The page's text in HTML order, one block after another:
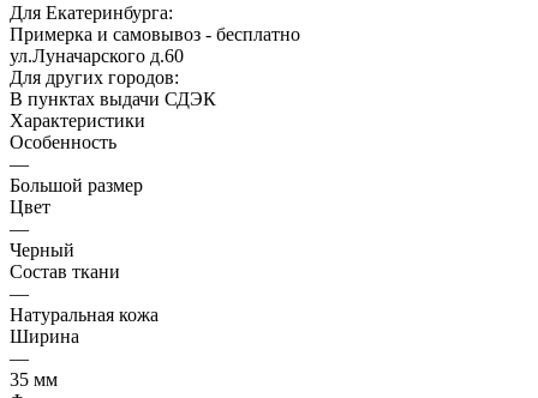
Для Екатеринбурга:
Примерка и самовывоз - бесплатно
ул.Луначарского д.60
Для других городов:
В пунктах выдачи СДЭК
Характеристики
Особенность
—
Большой размер
Цвет
—
Черный
Состав ткани
—
Натуральная кожа
Ширина
—
35 мм